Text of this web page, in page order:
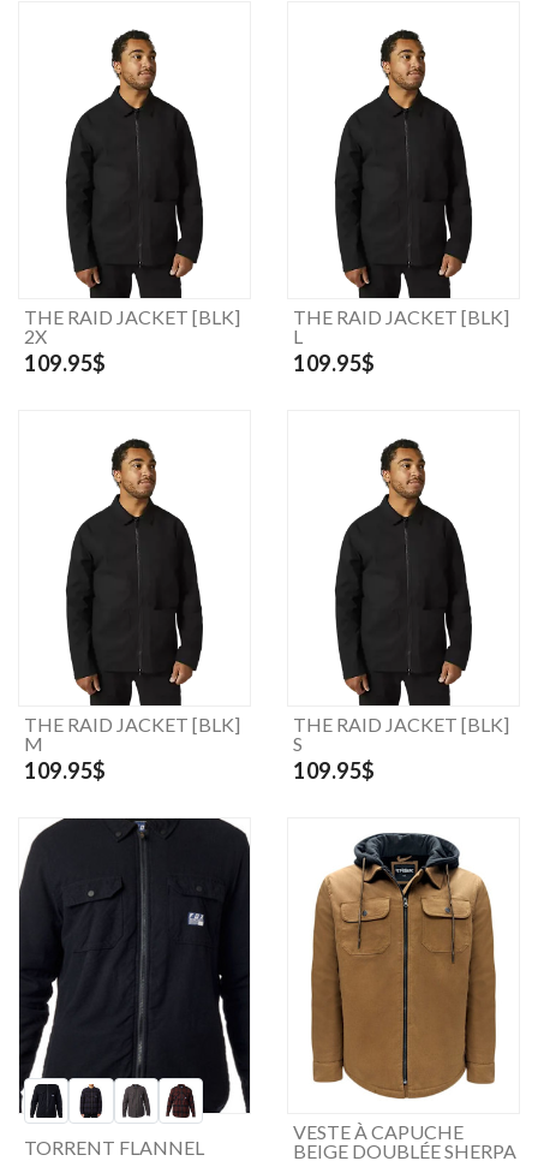
THE RAID JACKET [BLK]
2X
109.95$
THE RAID JACKET [BLK]
L
109.95$
THE RAID JACKET [BLK]
M
109.95$
THE RAID JACKET [BLK]
S
109.95$
TORRENT FLANNEL
VESTE À CAPUCHE
BEIGE DOUBLÉE SHERPA